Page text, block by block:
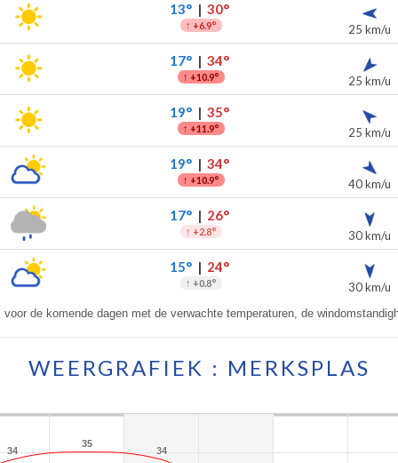
13°| 30°
↑ +6.9° 25 km/u
17°| 34°
↑ +10.9° 25 km/u
19°| 35°
↑ +11.9° 25 km/u
19°| 34°
↑ +10.9° 40 km/u
17°| 26°
↑ +2.8° 30 km/u
15°| 24°
↑ +0.8° 30 km/u
de komende dagen met de verwachte temperaturen, de
WEERGRAFIEK : MERKSPLAS
34
34
35
35
34
34